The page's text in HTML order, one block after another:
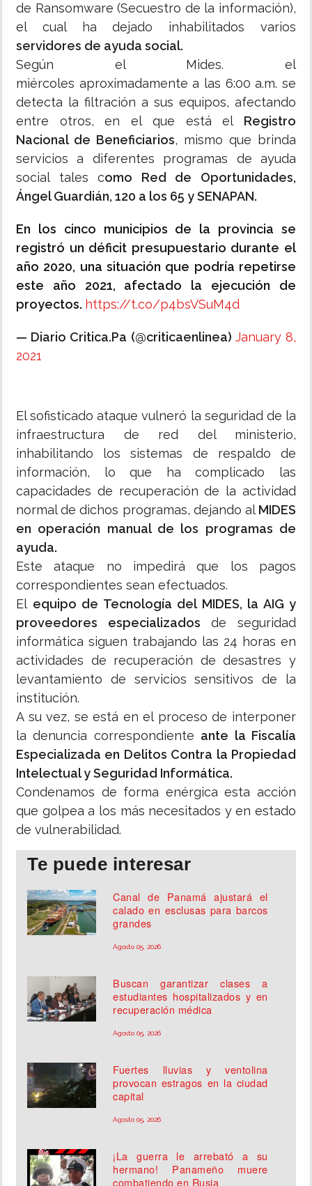
de Ransomware (Secuestro de la información),
el cual ha dejado inhabilitados varios
servidores de ayuda social.
Según el Mides. el
miércoles aproximadamente a las 6:00 a.m. se
detecta la filtración a sus equipos, afectando
entre otros, en el que está el Registro
Nacional de Beneficiarios, mismo que brinda
servicios a diferentes programas de ayuda
social tales como Red de Oportunidades,
Ángel Guardián, 120 a los 65 y SENAPAN.
En los cinco municipios de la provincia se
registró un déficit presupuestario durante el
año 2020, una situación que podría repetirse
este año 2021, afectado la ejecución de
proyectos. https://t.co/p4bsVSuM4d
— Diario Critica.Pa (@criticaenlinea) January 8,
2021
El sofisticado ataque vulneró la seguridad de la
infraestructura de red del ministerio,
inhabilitando los sistemas de respaldo de
información, lo que ha complicado las
capacidades de recuperación de la actividad
normal de dichos programas, dejando al MIDES
en operación manual de los programas de
ayuda.
Este ataque no impedirá que los pagos
correspondientes sean efectuados.
El equipo de Tecnología del MIDES, la AIG y
proveedores especializados de seguridad
informática siguen trabajando las 24 horas en
actividades de recuperación de desastres y
levantamiento de servicios sensitivos de la
institución.
A su vez, se está en el proceso de interponer
la denuncia correspondiente ante la Fiscalía
Especializada en Delitos Contra la Propiedad
Intelectual y Seguridad Informática.
Condenamos de forma enérgica esta acción
que golpea a los más necesitados y en estado
de vulnerabilidad.
Te puede interesar
Canal de Panamá ajustará el
calado en esclusas para barcos
grandes
Agosto 05, 2026
Buscan garantizar clases a
estudiantes hospitalizados y en
recuperación médica
Agosto 05, 2026
Fuertes lluvias y ventolina
provocan estragos en la ciudad
capital
Agosto 05, 2026
¡La guerra le arrebató a su
hermano! Panameño muere
combatiendo en Rusia